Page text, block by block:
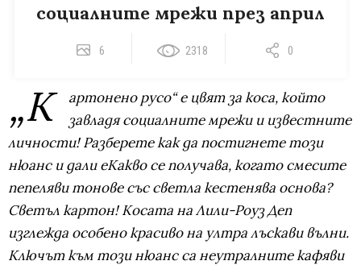
социалните мрежи през април
6 2318 0
„К
артонено русо“ е цвят за коса, който
завладя социалните мрежи и известните
личности! Разберете как да постигнете този
нюанс и дали еКакво се получава, когато смесите
пепеляви тонове със светла кестенява основа?
Светъл картон! Косата на Лили-Роуз Деп
изглежда особено красиво на ултра лъскави вълни.
Ключът към този нюанс са неутралните кафяви